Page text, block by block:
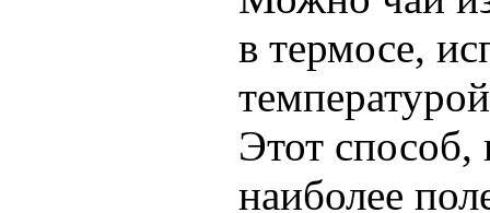
в термосе,
Этот
наиболее